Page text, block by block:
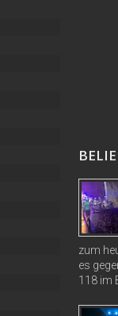
zum
es
118 im